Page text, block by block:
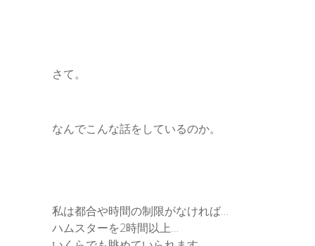
さて。
なんでこんな話をしているのか。
私は都合や時間の制限がなければ…
ハムスターを2時間以上…